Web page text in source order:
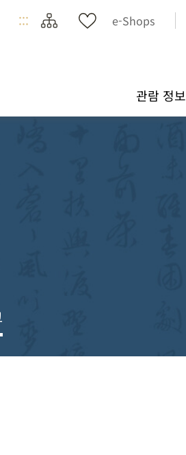
::: e-Shops
관람 정보